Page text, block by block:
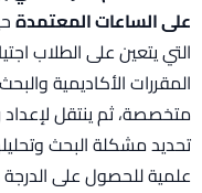
على الساعات المعتمدة
التي يتعين على الطلاب
المقررات الأكاديمية
متخصصة، ثم ينتقل
تحديد مشكلة البحث
علمية للحصول على